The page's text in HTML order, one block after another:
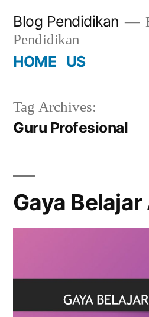
content
Blog Pendidikan
Pendidikan
HOME US
Tag Archives:
Guru Profesional
Gaya